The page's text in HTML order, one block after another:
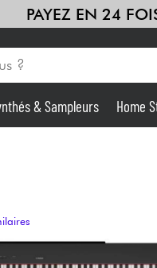
PAYEZ EN 24
& Sampleurs Home